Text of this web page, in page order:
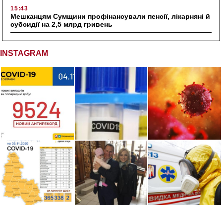
15:43
Мешканцям Сумщини профінансували пенсії, лікарняні й
субсидії на 2,5 млрд гривень
INSTAGRAM